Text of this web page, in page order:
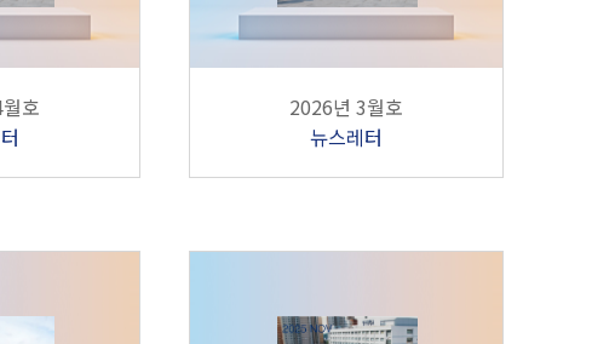
호
2026년 3월호
뉴스레터